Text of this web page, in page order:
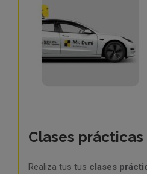
Clases
Realiza tus tus clases